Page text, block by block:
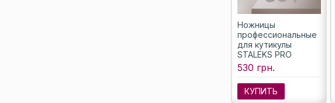
Ножницы
профессиональные
для кутикулы
STALEKS PRO
EXPERT 50 TYPE 1
SE-50/1
530 грн.
КУПИТЬ